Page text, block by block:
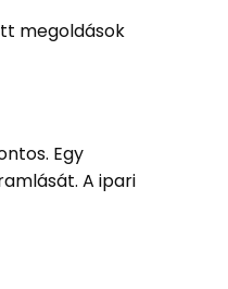
megoldások
Egy
A ipari